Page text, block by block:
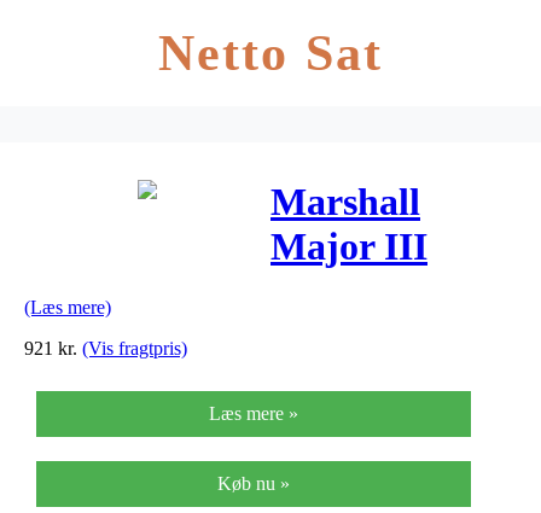
Netto Sat
Marshall
Major III
hovedtelefoner
sort
(Læs mere)
921 kr. (Vis fragtpris)
Læs mere »
Køb nu »